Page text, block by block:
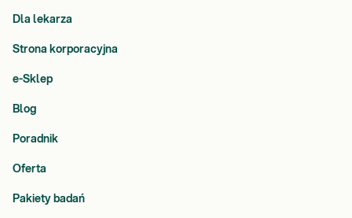
Dla lekarza
Strona korporacyjna
e-Sklep
Blog
Poradnik
Oferta
Pakiety badań